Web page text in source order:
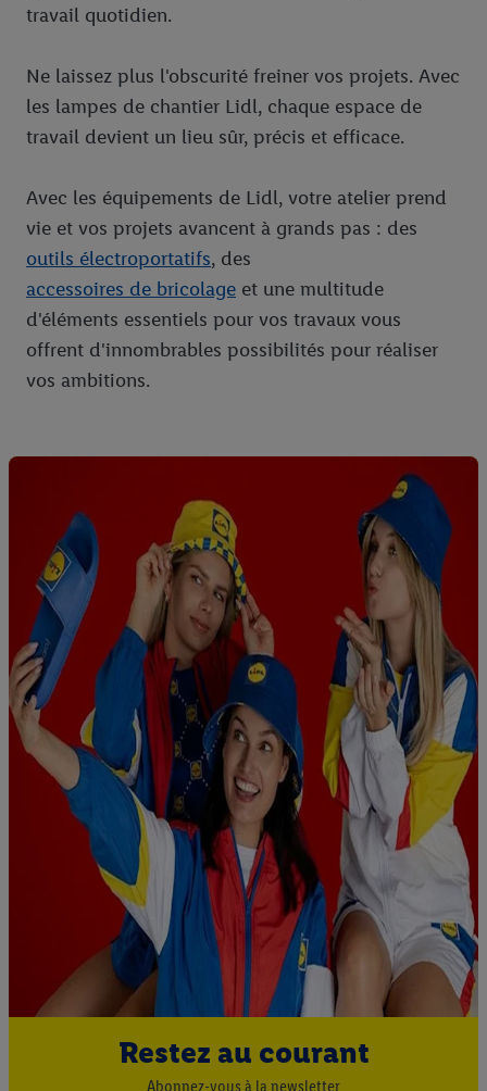
travail quotidien.
Ne laissez plus l'obscurité freiner vos projets. Avec
les lampes de chantier Lidl, chaque espace de
travail devient un lieu sûr, précis et efficace.
Avec les équipements de Lidl, votre atelier prend
vie et vos projets avancent à grands pas : des
outils électroportatifs, des
accessoires de bricolage et une multitude
d'éléments essentiels pour vos travaux vous
offrent d'innombrables possibilités pour réaliser
vos ambitions.
Restez au courant
Abonnez-vous à la newsletter